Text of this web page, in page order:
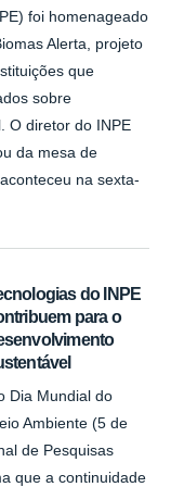
foi homenageado
Alerta, projeto
que
sobre
O diretor do INPE
da mesa de
na sexta-
do INPE
para o
Dia Mundial do
Ambiente (5 de
de Pesquisas
que a continuidade